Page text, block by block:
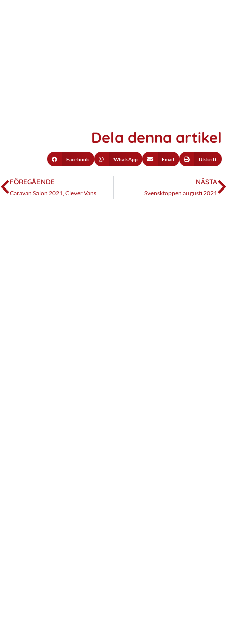
Dela denna artikel
Facebook WhatsApp Email Utskrift
FÖREGÅENDE
Caravan Salon 2021, Clever Vans
NÄSTA
Svensktoppen augusti 2021